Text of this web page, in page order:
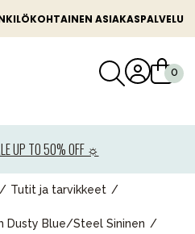
ASIAKASPALVELU
UP TO 50% OFF ☼
Tutit ja tarvikkeet
Dusty Blue/Steel Sininen
paketti